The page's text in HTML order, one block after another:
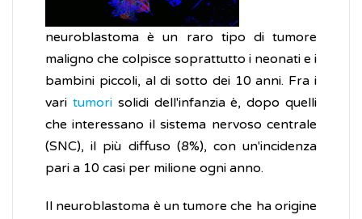
neuroblastoma è un raro tipo di tumore
maligno che colpisce soprattutto i neonati e i
bambini piccoli, al di sotto dei 10 anni. Fra i
vari tumorisolidi dell'infanzia è, dopo quelli
che interessano il sistema nervoso centrale
(SNC), il più diffuso (8%), con un'incidenza
pari a 10 casi per milione ogni anno.
Il neuroblastoma è un tumore che ha origine